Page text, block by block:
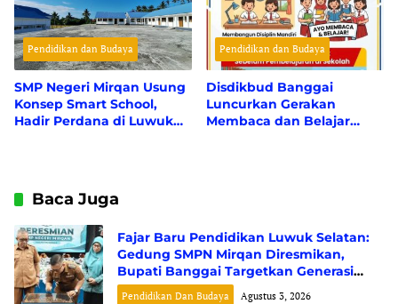
Pendidikan dan Budaya
SMP Negeri Mirqan Usung
Konsep Smart School,
Hadir Perdana di Luwuk
Pendidikan dan Budaya
Disdikbud Banggai
Luncurkan Gerakan
Membaca dan Belajar
Baca Juga
Fajar Baru Pendidikan Luwuk Selatan:
Gedung SMPN Mirqan Diresmikan,
Bupati Banggai Targetkan Generasi
Berdaya Saing Global
Pendidikan Dan Budaya Agustus 3, 2026